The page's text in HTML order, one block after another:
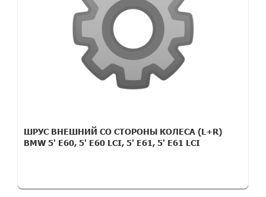
ШРУС ВНЕШНИЙ СО СТОРОНЫ КОЛЕСА (L+R)
BMW 5' E60, 5' E60 LCI, 5' E61, 5' E61 LCI